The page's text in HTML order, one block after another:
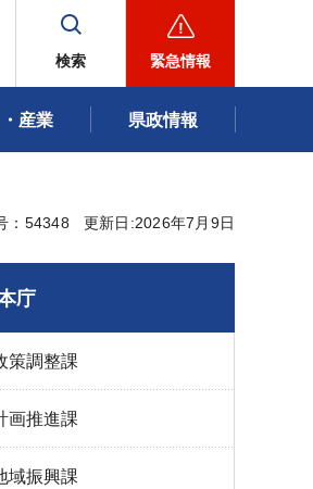
検索 緊急情報
産業 県政情報
：54348 更新日:2026年7月9日
庁
策調整課
画推進課
域振興課